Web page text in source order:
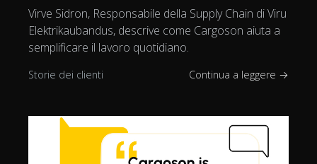
Virve Sidron, Responsabile della Supply Chain di Viru
Elektrikaubandus, descrive come Cargoson aiuta a
semplificare il lavoro quotidiano.
Storie dei clienti Continua a leggere →